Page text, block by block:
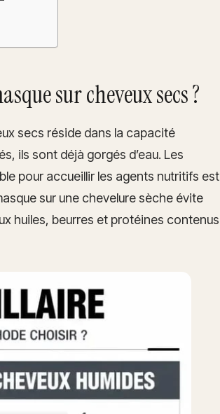
sur cheveux secs ?
secs réside dans la capacité
ils sont déjà gorgés d’eau. Les
pour accueillir les agents nutritifs est
sur une chevelure sèche évite
huiles, beurres et protéines contenus